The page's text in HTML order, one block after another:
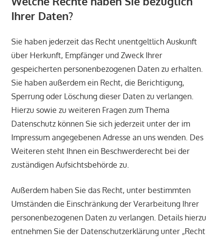
Ihrer Daten?
Sie haben jederzeit das Recht unentgeltlich Auskunft
über Herkunft, Empfänger und Zweck Ihrer
gespeicherten personenbezogenen Daten zu erhalten.
Sie haben außerdem ein Recht, die Berichtigung,
Sperrung oder Löschung dieser Daten zu verlangen.
Hierzu sowie zu weiteren Fragen zum Thema
Datenschutz können Sie sich jederzeit unter der im
Impressum angegebenen Adresse an uns wenden. Des
Weiteren steht Ihnen ein Beschwerderecht bei der
zuständigen Aufsichtsbehörde zu.
Außerdem haben Sie das Recht, unter bestimmten
Umständen die Einschränkung der Verarbeitung Ihrer
personenbezogenen Daten zu verlangen. Details hierzu
entnehmen Sie der Datenschutzerklärung unter „Recht